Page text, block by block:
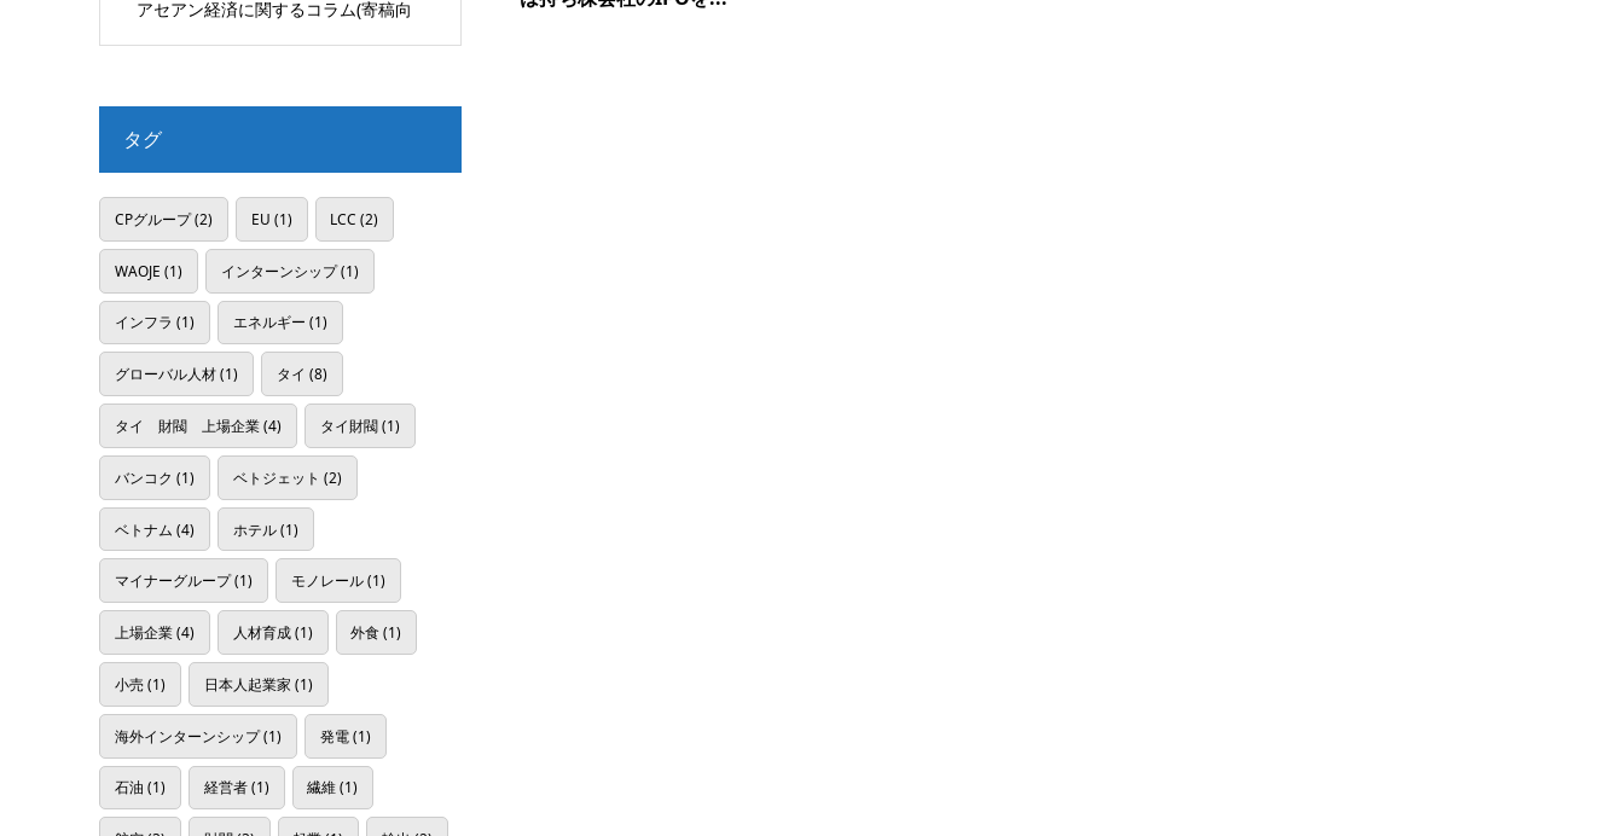
アセアン経済に関するコラム(寄稿向
タグ
CPグループ(2) EU (1) LCC (2)
WAOJE (1) インターンシップ(1)
インフラ (1) エネルギー (1)
グローバル人材(1) タイ (8)
タイ 財閥 上場企業(4) タイ財閥(1)
バンコク (1) ベトジェット (2)
ベトナム (4) ホテル(1)
マイナーグループ(1) モノレール(1)
上場企業(4) 人材育成(1) 外食(1)
小売(1) 日本人起業家 (1)
海外インターンシップ(1) 発電(1)
石油 (1) 経営者(1) 繊維(1)